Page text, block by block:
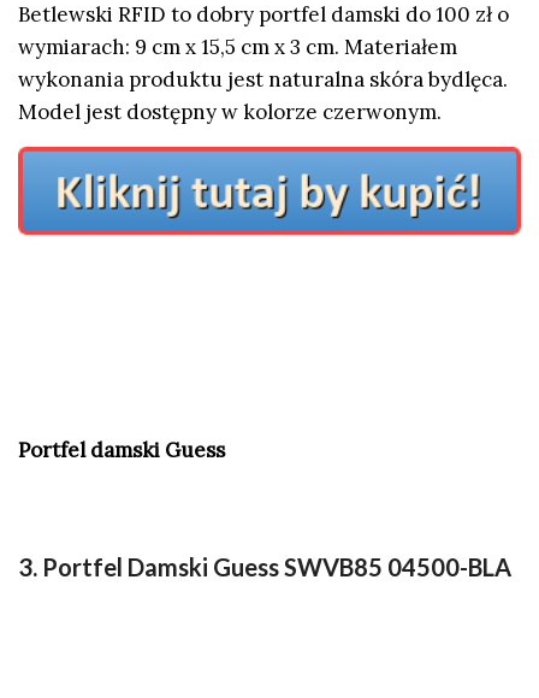
Betlewski RFID to dobry portfel damski do 100 zł o
wymiarach: 9 cm x 15,5 cm x 3 cm. Materiałem
wykonania produktu jest naturalna skóra bydlęca.
Model jest dostępny w kolorze czerwonym.
Portfel damski Guess
3. Portfel Damski Guess SWVB85 04500-BLA